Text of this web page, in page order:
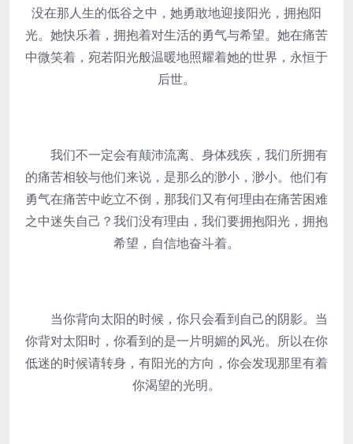
没在那人生的低谷之中，她勇敢地迎接阳光，拥抱阳
光。她快乐着，拥抱着对生活的勇气与希望。她在痛苦
中微笑着，宛若阳光般温暖地照耀着她的世界，永恒于
后世。
我们不一定会有颠沛流离、身体残疾，我们所拥有
的痛苦相较与他们来说，是那么的渺小，渺小。他们有
勇气在痛苦中屹立不倒，那我们又有何理由在痛苦困难
之中迷失自己？我们没有理由，我们要拥抱阳光，拥抱
希望，自信地奋斗着。
当你背向太阳的时候，你只会看到自己的阴影。当
你背对太阳时，你看到的是一片明媚的风光。所以在你
低迷的时候请转身，有阳光的方向，你会发现那里有着
你渴望的光明。